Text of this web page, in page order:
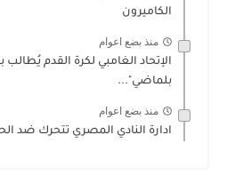
الكاميرون
منذ بضع اعوام
الإتحاد الغامبي لكرة القدم
بلماضي"...
منذ بضع اعوام
ادارة النادي المصري تتحرك ضد